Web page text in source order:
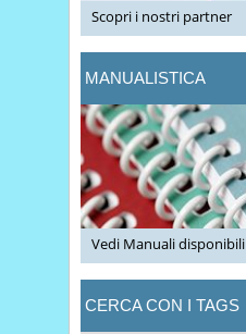
Scopri i nostri partner
MANUALISTICA
Vedi Manuali disponibili
CERCA CON I TAGS